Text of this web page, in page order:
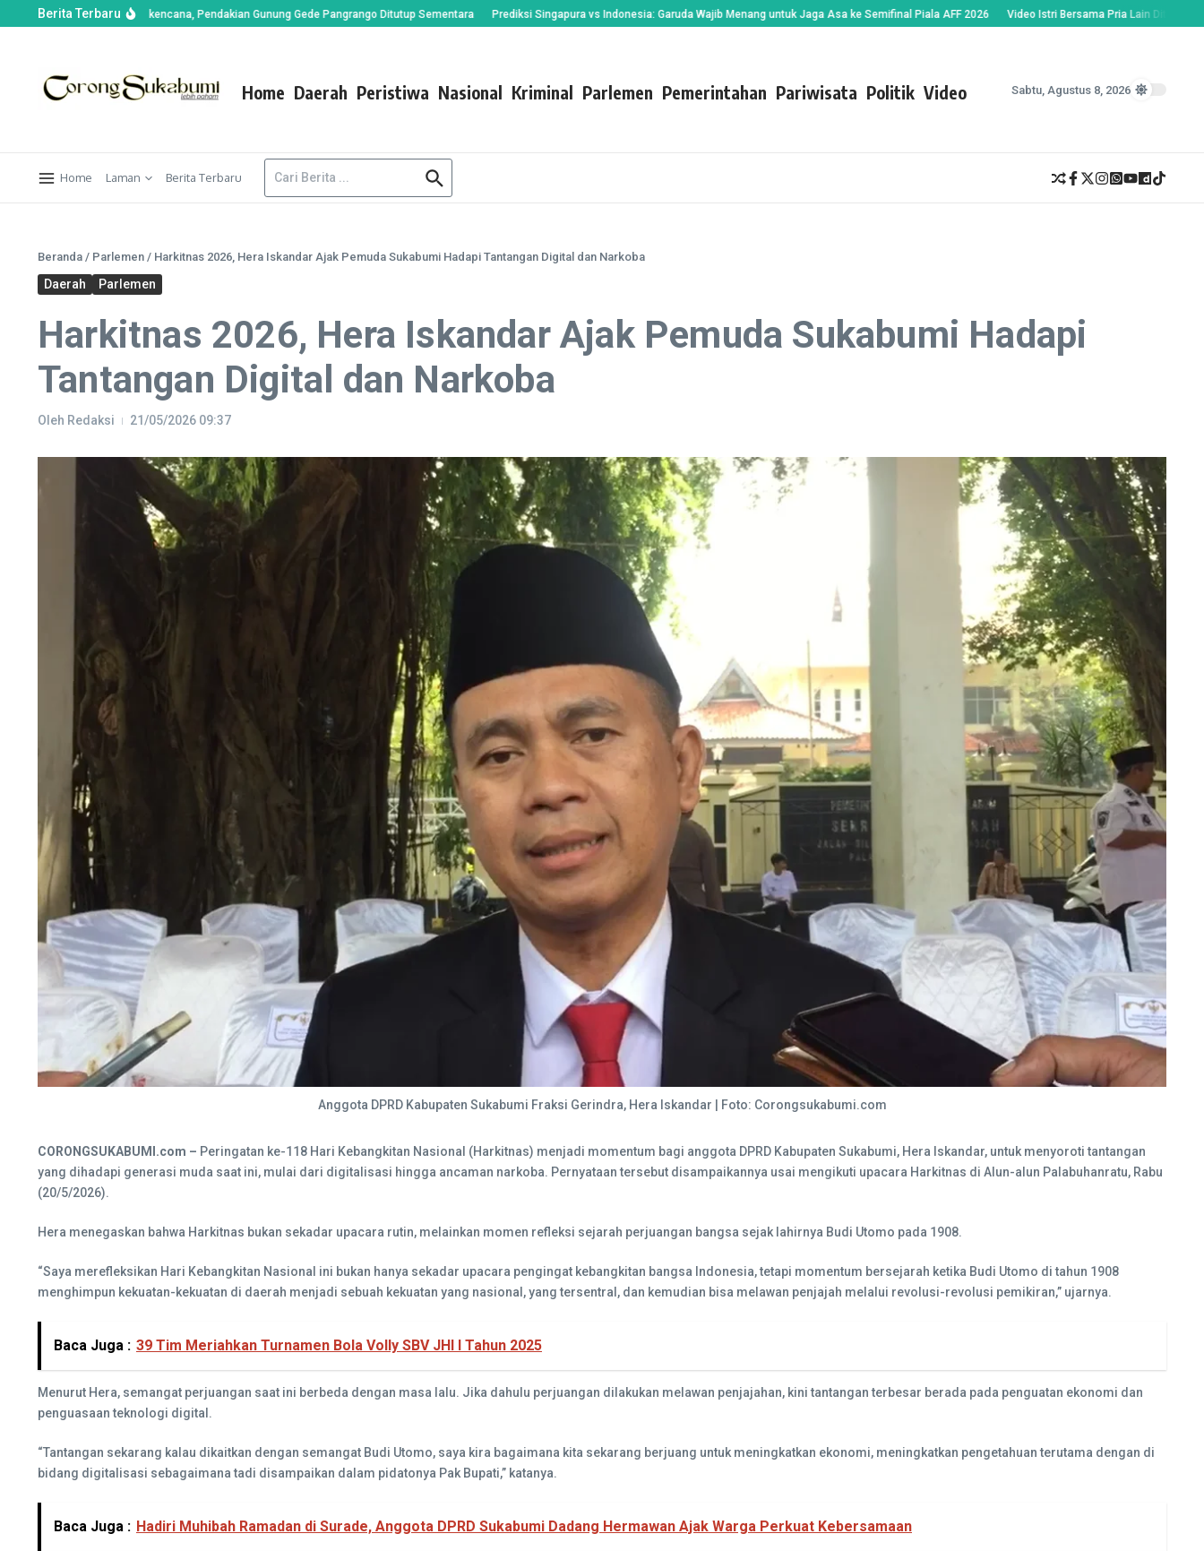
Berita Terbaru
di Alun-alun Suryakencana, Pendakian Gunung Gede Pangrango Ditutup Sementara Prediksi Singapura vs Indonesia: Garuda Wajib Menang untuk Jaga Asa ke Semifinal Piala AFF 2026 Video Istri Bersama Pria Lain Ditemukan
Home Daerah Peristiwa Nasional Kriminal Parlemen Pemerintahan Pariwisata Politik Video Sabtu, Agustus 8, 2026
Home Laman Berita Terbaru
Beranda / Parlemen / Harkitnas 2026, Hera Iskandar Ajak Pemuda Sukabumi Hadapi Tantangan Digital dan Narkoba
Daerah Parlemen
Harkitnas 2026, Hera Iskandar Ajak Pemuda Sukabumi Hadapi
Tantangan Digital dan Narkoba
Oleh Redaksi 21/05/2026 09:37
Anggota DPRD Kabupaten Sukabumi Fraksi Gerindra, Hera Iskandar | Foto: Corongsukabumi.com
CORONGSUKABUMI.com – Peringatan ke-118 Hari Kebangkitan Nasional (Harkitnas) menjadi momentum bagi anggota DPRD Kabupaten Sukabumi, Hera Iskandar, untuk menyoroti tantangan
yang dihadapi generasi muda saat ini, mulai dari digitalisasi hingga ancaman narkoba. Pernyataan tersebut disampaikannya usai mengikuti upacara Harkitnas di Alun-alun Palabuhanratu, Rabu
(20/5/2026).
Hera menegaskan bahwa Harkitnas bukan sekadar upacara rutin, melainkan momen refleksi sejarah perjuangan bangsa sejak lahirnya Budi Utomo pada 1908.
“Saya merefleksikan Hari Kebangkitan Nasional ini bukan hanya sekadar upacara pengingat kebangkitan bangsa Indonesia, tetapi momentum bersejarah ketika Budi Utomo di tahun 1908
menghimpun kekuatan-kekuatan di daerah menjadi sebuah kekuatan yang nasional, yang tersentral, dan kemudian bisa melawan penjajah melalui revolusi-revolusi pemikiran,” ujarnya.
Baca Juga : 39 Tim Meriahkan Turnamen Bola Volly SBV JHI I Tahun 2025
Menurut Hera, semangat perjuangan saat ini berbeda dengan masa lalu. Jika dahulu perjuangan dilakukan melawan penjajahan, kini tantangan terbesar berada pada penguatan ekonomi dan
penguasaan teknologi digital.
“Tantangan sekarang kalau dikaitkan dengan semangat Budi Utomo, saya kira bagaimana kita sekarang berjuang untuk meningkatkan ekonomi, meningkatkan pengetahuan terutama dengan di
bidang digitalisasi sebagaimana tadi disampaikan dalam pidatonya Pak Bupati,” katanya.
Baca Juga : Hadiri Muhibah Ramadan di Surade, Anggota DPRD Sukabumi Dadang Hermawan Ajak Warga Perkuat Kebersamaan